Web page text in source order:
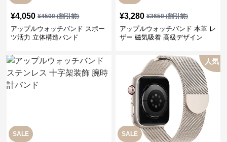
¥4,050 ¥4500(割引前)
アップルウォッチバンド スポー
ツ活力 立体構造バンド
¥3,280 ¥3650(割引前)
アップルウォッチバンド 本革 レ
ザー 磁気吸着 高級デザイン
SALE SALE
人気